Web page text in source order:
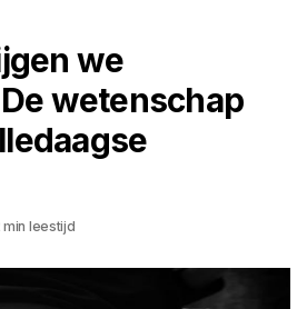
we
wetenschap
min leestijd